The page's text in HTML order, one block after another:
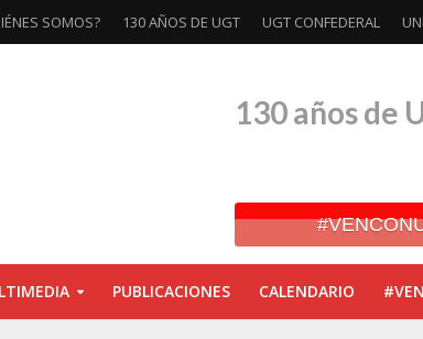
SOMOS? 130 AÑOS DE UGT UGT CONFEDERAL
130 años de
PUBLICACIONES CALENDARIO